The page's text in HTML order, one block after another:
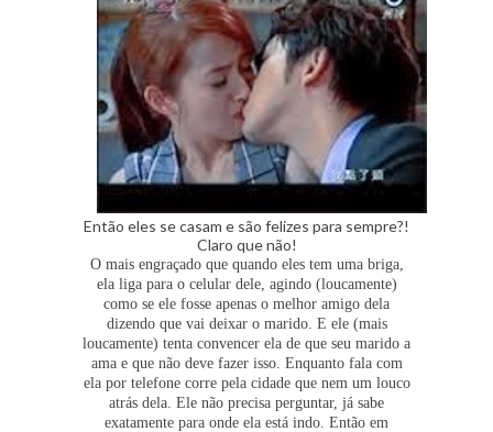
Então eles se casam e são felizes para sempre?!
Claro que não!
O mais engraçado que quando eles tem uma briga,
ela liga para o celular dele, agindo (loucamente)
como se ele fosse apenas o melhor amigo dela
dizendo que vai deixar o marido. E ele (mais
loucamente) tenta convencer ela de que seu marido a
ama e que não deve fazer isso. Enquanto fala com
ela por telefone corre pela cidade que nem um louco
atrás dela. Ele não precisa perguntar, já sabe
exatamente para onde ela está indo. Então em